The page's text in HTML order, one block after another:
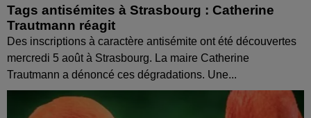
Tags antisémites à Strasbourg : Catherine
Trautmann réagit
Des inscriptions à caractère antisémite ont été découvertes
mercredi 5 août à Strasbourg. La maire Catherine
Trautmann a dénoncé ces dégradations. Une...